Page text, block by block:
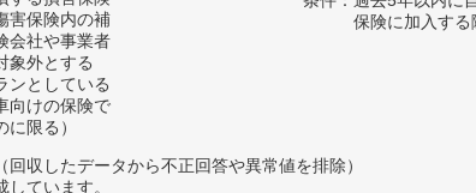
害保険内の補
会社や事業者
象外とする
ンとしている
向けの保険で
限る）
保険に加入する
収したデータから不正回答や異常値を排除）
ています。